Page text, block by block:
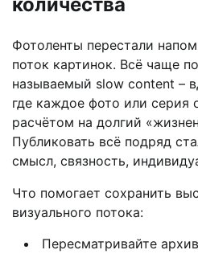
Фотоленты перестали
поток картинок. Всё чаще
называемый slow content –
где каждое фото или серия
расчётом на долгий
Публиковать всё подряд
смысл, связность,
Что помогает сохранить
визуального потока:
Пересматривайте